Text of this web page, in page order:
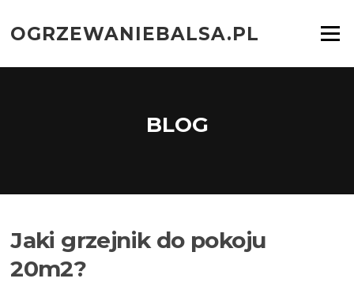
treściOGRZEWANIEBALSA.PL Menu
BLOG
Jaki grzejnik do pokoju
20m2?